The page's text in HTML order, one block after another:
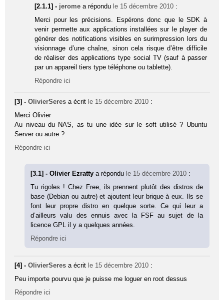
[2.1.1] - jerome a répondu le 15 décembre 2010 :
Merci pour les précisions. Espérons donc que le SDK à
venir permette aux applications installées sur le player de
générer des notifications visibles en surimpression lors du
visionnage d’une chaîne, sinon cela risque d’être difficile
de réaliser des applications type social TV (sauf à passer
par un appareil tiers type téléphone ou tablette).
Répondre ici
[3] -OlivierSeres a écrit le 15 décembre 2010 :
Merci Olivier
Au niveau du NAS, as tu une idée sur le soft utilisé ? Ubuntu
Server ou autre ?
Répondre ici
[3.1] - Olivier Ezrattya répondu le 15 décembre 2010 :
Tu rigoles ! Chez Free, ils prennent plutôt des distros de
base (Debian ou autre) et ajoutent leur brique à eux. Ils se
font leur propre distro en quelque sorte. Ce qui leur a
d’ailleurs valu des ennuis avec la FSF au sujet de la
licence GPL il y a quelques années.
Répondre ici
[4] -OlivierSeres a écrit le 15 décembre 2010 :
Peu importe pourvu que je puisse me loguer en root dessus
Répondre ici